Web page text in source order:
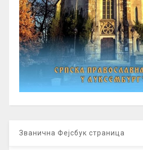
Званична Фејсбук страница